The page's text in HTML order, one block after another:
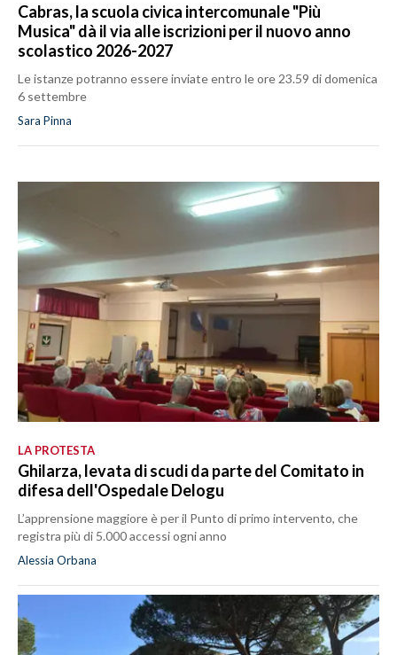
Cabras, la scuola civica intercomunale "Più
Musica" dà il via alle iscrizioni per il nuovo anno
scolastico 2026-2027
Le istanze potranno essere inviate entro le ore 23.59 di domenica
6 settembre
Sara Pinna
LA PROTESTA
Ghilarza, levata di scudi da parte del Comitato in
difesa dell'Ospedale Delogu
L’apprensione maggiore è per il Punto di primo intervento, che
registra più di 5.000 accessi ogni anno
Alessia Orbana